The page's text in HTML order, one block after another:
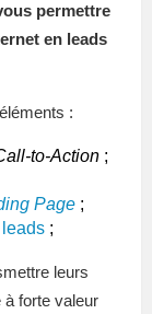
permettre
en leads
:
to-Action ;
Page ;
;
leurs
à forte valeur